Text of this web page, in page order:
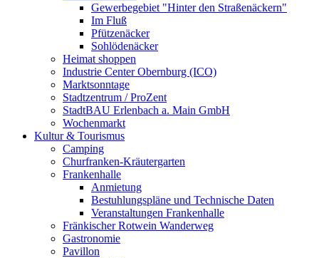
Gewerbegebiet "Hinter den Straßenäckern"
Im Fluß
Pfützenäcker
Sohlödenäcker
Heimat shoppen
Industrie Center Obernburg (ICO)
Marktsonntage
Stadtzentrum / ProZent
StadtBAU Erlenbach a. Main GmbH
Wochenmarkt
Kultur & Tourismus
Camping
Churfranken-Kräutergarten
Frankenhalle
Anmietung
Bestuhlungspläne und Technische Daten
Veranstaltungen Frankenhalle
Fränkischer Rotwein Wanderweg
Gastronomie
Pavillon